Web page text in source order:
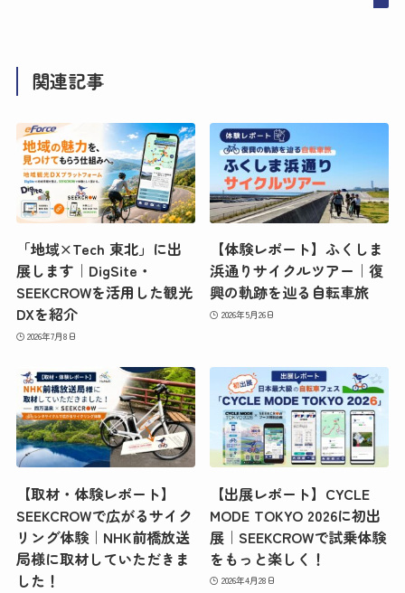
関連記事
「地域×Tech 東北」に出
展します｜DigSite・
SEEKCROWを活用した観光
DXを紹介
2026年7月8日
【体験レポート】ふくしま
浜通りサイクルツアー｜復
興の軌跡を辿る自転車旅
2026年5月26日
【取材・体験レポート】
SEEKCROWで広がるサイク
リング体験｜NHK前橋放送
局様に取材していただきま
した！
【出展レポート】CYCLE
MODE TOKYO 2026に初出
展｜SEEKCROWで試乗体験
をもっと楽しく！
2026年4月28日